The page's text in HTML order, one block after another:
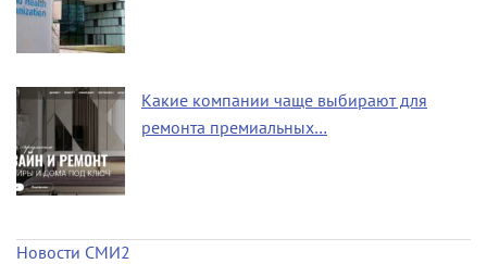
Какие компании чаще выбирают для
ремонта премиальных…
Новости СМИ2